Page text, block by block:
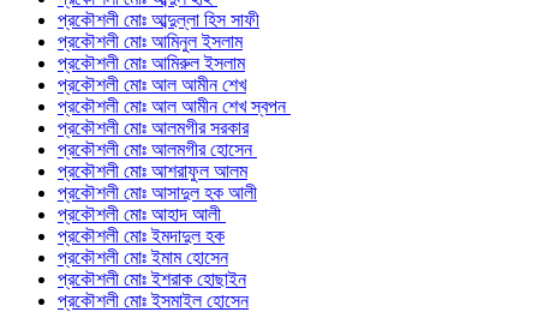
প্রকৌশলী মোঃ আব্দুল্লা হিস সাফী
প্রকৌশলী মোঃ আমিনুল ইসলাম
প্রকৌশলী মোঃ আমিরুল ইসলাম
প্রকৌশলী মোঃ আল আমীন শেখ
প্রকৌশলী মোঃ আল আমীন শেখ স্বপন
প্রকৌশলী মোঃ আলমগীর সরকার
প্রকৌশলী মোঃ আলমগীর হোসেন
প্রকৌশলী মোঃ আশরাফুল আলম
প্রকৌশলী মোঃ আসাদুল হক আলী
প্রকৌশলী মোঃ আহাদ আলী
প্রকৌশলী মোঃ ইমদাদুল হক
প্রকৌশলী মোঃ ইমাম হোসেন
প্রকৌশলী মোঃ ইশরাক হোছাইন
প্রকৌশলী মোঃ ইসমাইল হোসেন